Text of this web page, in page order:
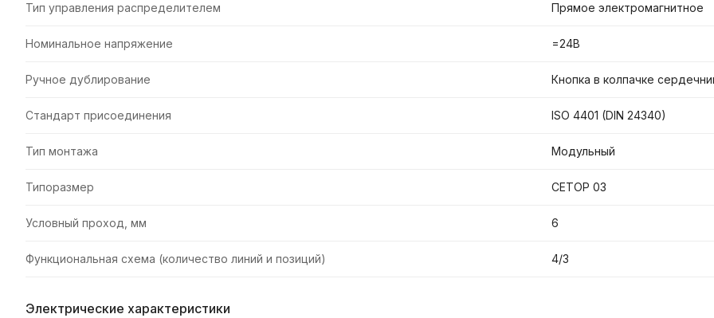
Тип управления распределителем Прямое электромагнитное
Номинальное напряжение =24В
Ручное дублирование Кнопка в колпачке
Стандарт присоединения ISO 4401 (DIN 24340)
Тип монтажа Модульный
Типоразмер CETOP 03
Условный проход, мм 6
Функциональная схема (количество линий и позиций) 4/3
Электрические характеристики